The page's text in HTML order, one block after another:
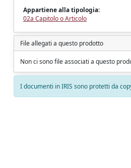
Appartiene alla tipologia:
02a Capitolo o Articolo
File allegati a questo prodotto
Non ci sono file associati a questo
I documenti in IRIS sono protetti da